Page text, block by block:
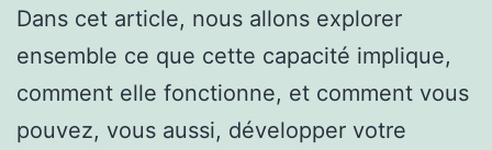
Dans cet article, nous allons explorer
ensemble ce que cette capacité implique,
comment elle fonctionne, et comment vous
pouvez, vous aussi, développer votre